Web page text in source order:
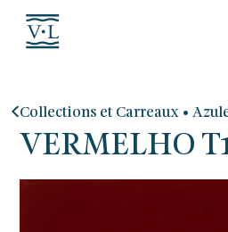
Collections et Carreaux •
VERMELHO